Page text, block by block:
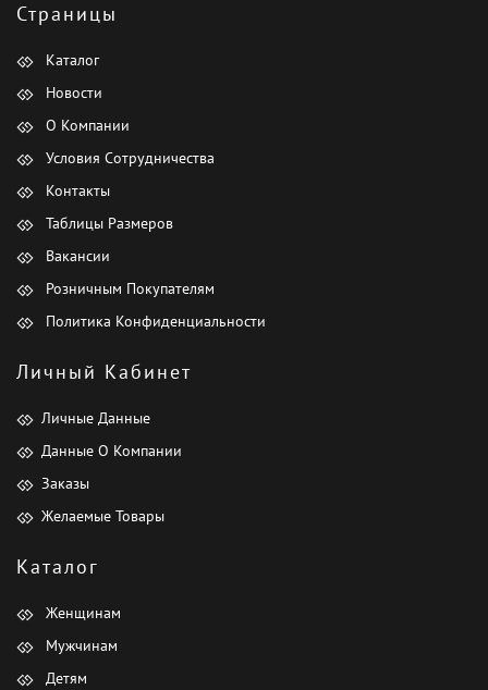
Страницы
Каталог
Новости
О Компании
Условия Сотрудничества
Контакты
Таблицы Размеров
Вакансии
Розничным Покупателям
Политика Конфиденциальности
Личный Кабинет
Личные Данные
Данные О Компании
Заказы
Желаемые Товары
Каталог
Женщинам
Мужчинам
Детям